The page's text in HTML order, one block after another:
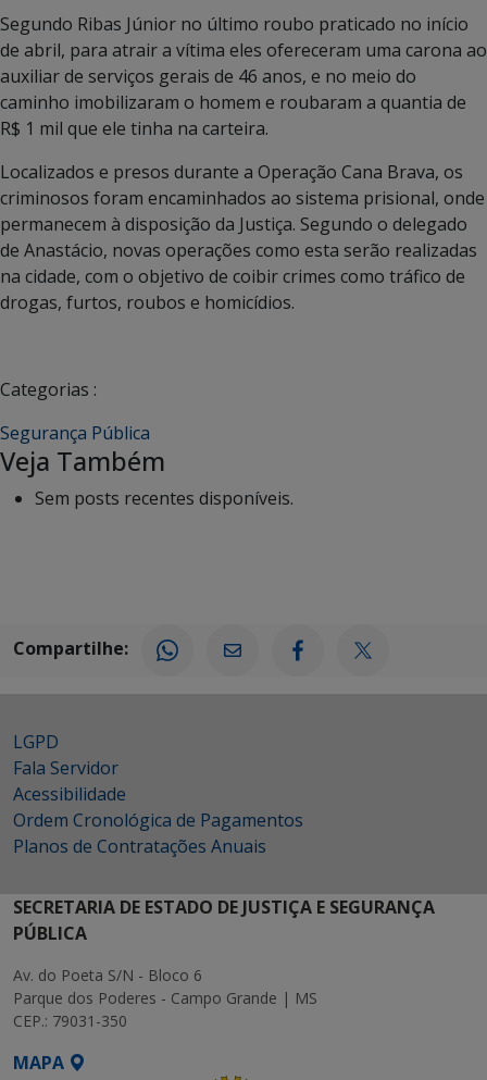
Segundo Ribas Júnior no último roubo praticado no início
de abril, para atrair a vítima eles ofereceram uma carona ao
auxiliar de serviços gerais de 46 anos, e no meio do
caminho imobilizaram o homem e roubaram a quantia de
R$ 1 mil que ele tinha na carteira.
Localizados e presos durante a Operação Cana Brava, os
criminosos foram encaminhados ao sistema prisional, onde
permanecem à disposição da Justiça. Segundo o delegado
de Anastácio, novas operações como esta serão realizadas
na cidade, com o objetivo de coibir crimes como tráfico de
drogas, furtos, roubos e homicídios.
Categorias :
Segurança Pública
Veja Também
Sem posts recentes disponíveis.
Compartilhe:
LGPD
Fala Servidor
Acessibilidade
Ordem Cronológica de Pagamentos
Planos de Contratações Anuais
SECRETARIA DE ESTADO DE JUSTIÇA E SEGURANÇA
PÚBLICA
Av. do Poeta S/N - Bloco 6
Parque dos Poderes - Campo Grande | MS
CEP.: 79031-350
MAPA